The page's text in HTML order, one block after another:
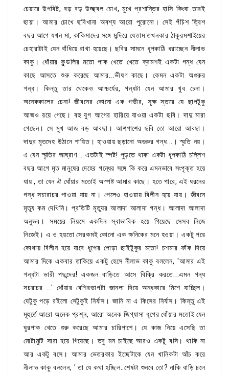
চেয়ারে উপবিষ্ট, বড় বড় উজ্জ্বল চোখ, মুখে প্রশান্তির হাসি কিংবা তারই
ছায়া। আমার চোখে ছবিখানা অবশ্য আরো পুরোনো। সেই পঁচিশ ত্রিশ
বছর আগে যখন মা, কাকিমাদের সঙ্গে মন্দিরে যেতাম তখনকার ঠাকুরমশাইয়ের
চেহারাটাই যেন বাঁধিয়ে রাখা হয়েছে। ছবির সামনে ধূপকাঠি ধরাচ্ছেন নীলাভ
কাকু। ধোঁয়ার কুন্ডলির মতো পাক খেতে খেতে ক্রমশই একটা গন্ধ যেন
কাছে আসতে শুরু করেছে আমার...ভীষণ কাছে। কেমন একটা অগুরুর
গন্ধ। কিন্তু তার থেকেও আশ্চর্যের, গন্ধটা যেন আমার খুব চেনা।
অনেককালের চেনা! জীবনের কোনো এক গভীর, সূক্ষ স্তরে যে ছাপটুকু
আজও রয়ে গেছে। বহু যুগ আগের হারিয়ে যাওয়া একটা ছবি। দাদু মারা
গেছেন। সে মুখ আজ বড় আবছা। আশপাশের ছবি তো আরো আবছা।
দাদুর মৃতদেহ উঠানে শায়িত। হাওয়ায় ছড়ানো অগুরুর গন্ধ...। স্মৃতি নয়।
এ যেন স্মৃতির আঘ্রাণ... এতটাই স্পষ্ট! পুড়তে থাকা একটা ধূপকাঠি চল্লিশ
বছর আগে মৃত মানুষের দেহের গন্ধের সঙ্গে কি করে এমনভাবে সংপৃক্ত হয়ে
যায় , তা যেন ঐ ধোঁয়ার মতোই অস্পষ্ট আমার কাছে। হতে পারে, এই ধরনের
গন্ধ সচারাচর পাওয়া যায় না। পেলেও হাওয়ায় বিলীন হয়ে যায়। জীবনে
মৃত্যু কম দেখিনি। প্রতিটি মৃত্যুর আলাদা আলাদা গন্ধ। আলাদা আলাদা
অনুভব। সময়ের নিয়মে একদিন স্বাভাবিক হয়ে গিয়েছে সেসব নিজে
নিজেই। এ ও হয়তো সেরকমই কোনো এক ক্ষনিকের মনে হওয়া। একটু পরে
কোথায় বিলীন হয়ে যাবে ধূপের পোড়া ছাইটুকুর মতো! চশমার ফাঁক দিয়ে
আমার দিকে একবার তাকিয়ে একটু হেসে নীলাভ কাকু বললেন, 'আমার এই
গন্ধটা ভারী পছন্দের! একজন বাড়িতে আসে বিক্রি করতে...এমন গন্ধ
সচরাচর …' ধোঁয়ার বেশিরভাগটা জানলা দিয়ে অন্ধকারে মিশে যাচ্ছিল।
যেটুকু পড়ে রইলো সেটুকুই নির্যাস। জানি না এ কিসের নির্যাস। কিন্তু এই
মূহুর্তে আরো অনেক প্রশ্ন, আরো অনেক জিগ্যাসা ধূপের ধোঁয়ার মতোই যেন
ঘুরপাক খেতে শুরু করেছে আমার চারিপাশে। যে কাজ নিয়ে এসেছি তা
মোটামুটি সারা হয়ে গিয়েছে। তবু মন চাইছে আরও একটু বসি। থাকি না
আর একটু বসে। আমার ভেতরকার ইচ্ছেটাকে যেন খানিকটা আঁচ করে
নীলাভ কাকু বললেন, ' তা যে কথা হচ্ছিল..শেষটা শুনবে তো? নাকি বাড়ি চলে